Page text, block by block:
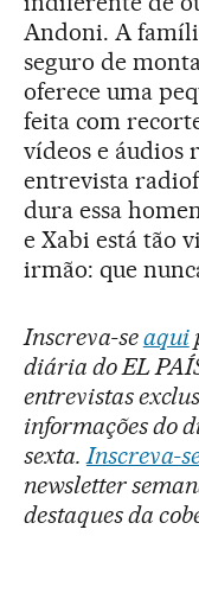
Andoni. A
seguro de
oferece uma
feita com
vídeos e áudios
entrevista
dura essa
e Xabi está tão
irmão: que
Inscreva-seaqui
diária do EL
entrevistas
informações do
sexta.Inscreva-
newsletter
destaques da